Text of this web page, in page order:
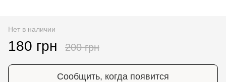
Нет в наличии
180 грн 200 грн
Сообщить, когда появится